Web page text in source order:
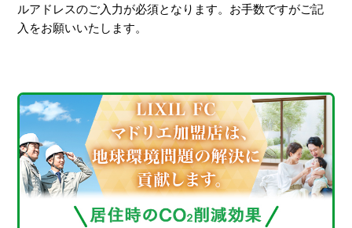
ルアドレスのご入力が必須となります。お手数ですがご記
入をお願いいたします。